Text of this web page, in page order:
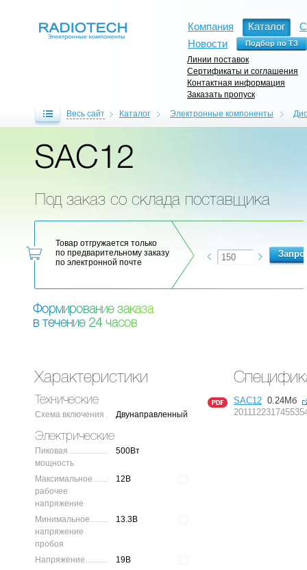
Компания Каталог
Новости
Линии поставок
Сертификаты и соглашения
Контактная информация
Заказать пропуск
Весь сайт Каталог Электронные компоненты
SAC12
Под заказ со склада поставщика
Товар отгружается только
по предварительному заказу
по электронной почте
Формирование заказа
в течение 24 часов
Характеристики
Технические
Схема включения Двунаправленный
Электрические
Пиковая
мощность
500Вт
Максимальное
рабочее
напряжение
12В
Минимальное
напряжение
пробоя
13.3В
Напряжение
19В
SAC12 0.24Мб